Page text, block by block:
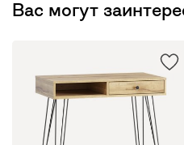
Вас могут